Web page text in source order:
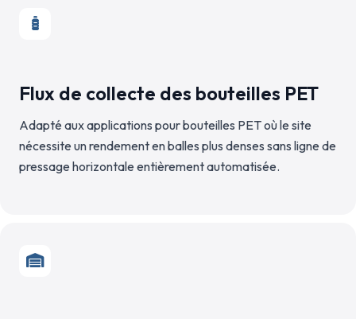
Flux de collecte des bouteilles PET
Adapté aux applications pour bouteilles PET où le site
nécessite un rendement en balles plus denses sans ligne de
pressage horizontale entièrement automatisée.